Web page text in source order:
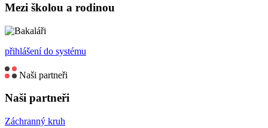
Mezi školou a rodinou
přihlášení do systému
Naši partneři
Naši partneři
Záchranný kruh